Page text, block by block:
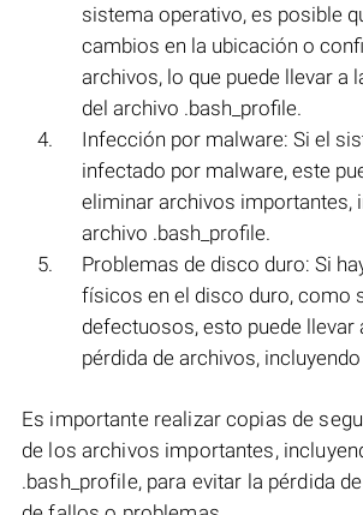
sistema operativo, es posible
cambios en la ubicación o
archivos, lo que puede llevar a
del archivo .bash_profile.
Infección por malware: Si el
infectado por malware, este
eliminar archivos importantes,
archivo .bash_profile.
Problemas de disco duro: Si
físicos en el disco duro, como
defectuosos, esto puede llevar
pérdida de archivos,
Es importante realizar copias de
de los archivos importantes,
.bash_profile, para evitar la pérdida